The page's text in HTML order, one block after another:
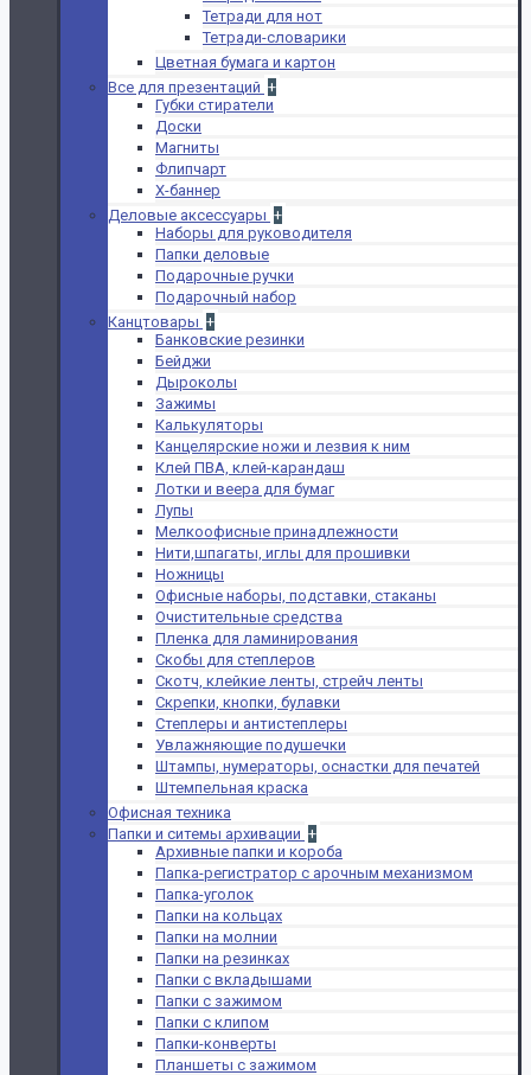
Тетради для нот
Тетради-словарики
Цветная бумага и картон
Все для презентаций +
Губки стиратели
Доски
Магниты
Флипчарт
Х-баннер
Деловые аксессуары +
Наборы для руководителя
Папки деловые
Подарочные ручки
Подарочный набор
Канцтовары +
Банковские резинки
Бейджи
Дыроколы
Зажимы
Калькуляторы
Канцелярские ножи и лезвия к ним
Клей ПВА, клей-карандаш
Лотки и веера для бумаг
Лупы
Мелкоофисные принадлежности
Нити,шпагаты, иглы для прошивки
Ножницы
Офисные наборы, подставки, стаканы
Очистительные средства
Пленка для ламинирования
Скобы для степлеров
Скотч, клейкие ленты, стрейч ленты
Скрепки, кнопки, булавки
Степлеры и антистеплеры
Увлажняющие подушечки
Штампы, нумераторы, оснастки для печатей
Штемпельная краска
Офисная техника
Папки и ситемы архивации +
Архивные папки и короба
Папка-регистратор с арочным механизмом
Папка-уголок
Папки на кольцах
Папки на молнии
Папки на резинках
Папки с вкладышами
Папки с зажимом
Папки с клипом
Папки-конверты
Планшеты с зажимом